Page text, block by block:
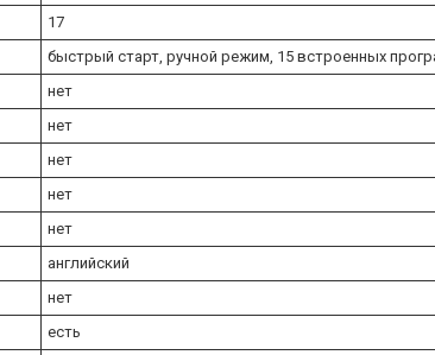
17
быстрый старт, ручной режим, 15 встроенных
нет
нет
нет
нет
нет
английский
нет
есть